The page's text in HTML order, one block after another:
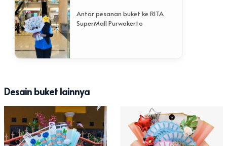
Antar pesanan buket ke RITA
SuperMall Purwokerto
Desain buket lainnya